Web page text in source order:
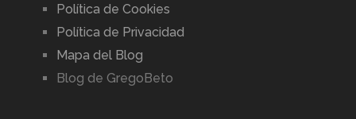
Política de Cookies
Política de Privacidad
Mapa del Blog
Blog de GregoBeto